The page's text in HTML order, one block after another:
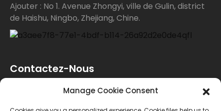
Ajouter : No 1. Avenue Zhongyi, ville de Gulin, district
de Haishu, Ningbo, Zhejiang, Chine.
Contactez-Nous
Manage Cookie Consent